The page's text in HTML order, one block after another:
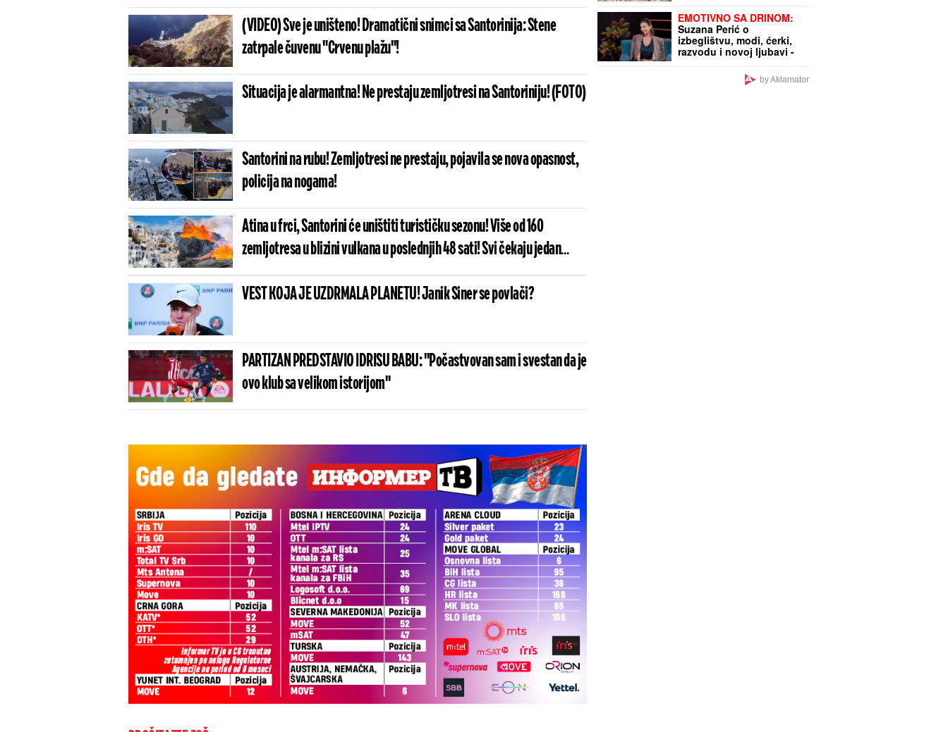
(VIDEO) Sve je uništeno! Dramatični snimci sa Santorinija: Stene
zatrpale čuvenu "Crvenu plažu"!
Situacija je alarmantna! Ne prestaju zemljotresi na Santoriniju! (FOTO)
Santorini na rubu! Zemljotresi ne prestaju, pojavila se nova opasnost,
policija na nogama!
Atina u frci, Santorini će uništiti turističku sezonu! Više od 160
zemljotresa u blizini vulkana u poslednjih 48 sati! Svi čekaju jedan
veliki potres! (FOTO/VIDEO)
VEST KOJA JE UZDRMALA PLANETU! Janik Siner se povlači?
PARTIZAN PREDSTAVIO IDRISU BABU: "Počastvovan sam i svestan da je
ovo klub sa velikom istorijom"
EMOTIVNO SA DRINOM:
Suzana Perić o
izbeglištvu, modi, ćerki,
razvodu i novoj ljubavi -
promeniću prezimeby Aklamator